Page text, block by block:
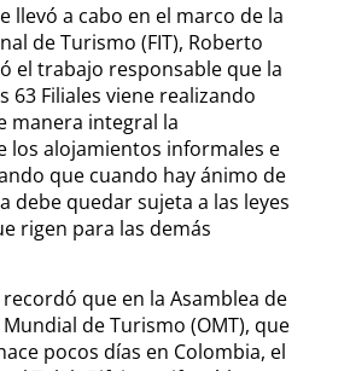
llevó a cabo en el marco de la
de Turismo (FIT), Roberto
el trabajo responsable que la
63 Filiales viene realizando
manera integral la
los alojamientos informales e
que cuando hay ánimo de
debe quedar sujeta a las leyes
rigen para las demás
que en la Asamblea de
de Turismo (OMT), que
pocos días en Colombia, el